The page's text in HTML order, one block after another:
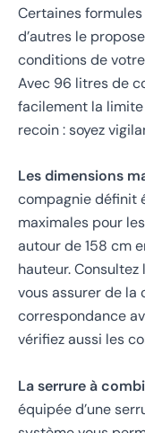
Certaines
d’autres le
conditions de
Avec 96 litres de
facilement la
recoin : soyez
Les dimensions
compagnie définit
maximales pour
autour de 158 cm
hauteur.
vous assurer de la
correspondance
vérifiez aussi les
La serrure à
équipée d’une